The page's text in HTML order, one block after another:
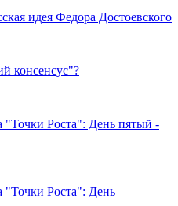
идея Федора Достоевского
консенсус"?
"Точки Роста": День пятый -
"Точки Роста": День